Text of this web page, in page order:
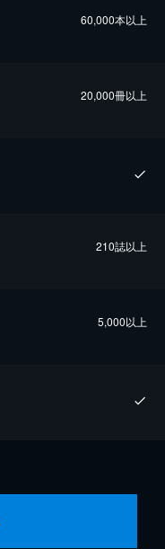
60,000本以上
20,000冊以上
210誌以上
5,000以上